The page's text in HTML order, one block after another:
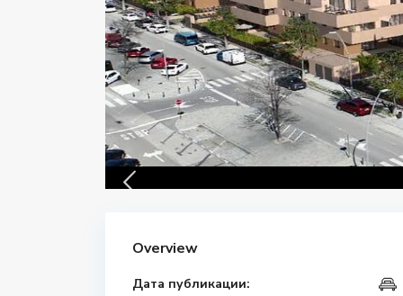
Overview
Дата публикации: